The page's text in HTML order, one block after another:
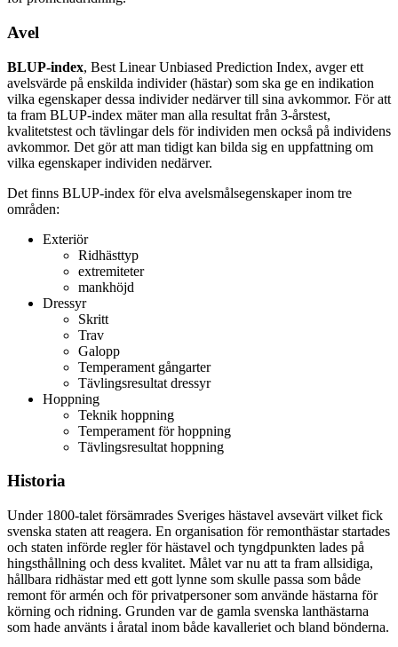
Avel
BLUP-index, Best Linear Unbiased Prediction Index, avger ett
avelsvärde på enskilda individer (hästar) som ska ge en indikation
vilka egenskaper dessa individer nedärver till sina avkommor. För att
ta fram BLUP-index mäter man alla resultat från 3-årstest,
kvalitetstest och tävlingar dels för individen men också på individens
avkommor. Det gör att man tidigt kan bilda sig en uppfattning om
vilka egenskaper individen nedärver.
Det finns BLUP-index för elva avelsmålsegenskaper inom tre
områden:
Exteriör
Ridhästtyp
extremiteter
mankhöjd
Dressyr
Skritt
Trav
Galopp
Temperament gångarter
Tävlingsresultat dressyr
Hoppning
Teknik hoppning
Temperament för hoppning
Tävlingsresultat hoppning
Historia
Under 1800-talet försämrades Sveriges hästavel avsevärt vilket fick
svenska staten att reagera. En organisation för remonthästar startades
och staten införde regler för hästavel och tyngdpunkten lades på
hingsthållning och dess kvalitet. Målet var nu att ta fram allsidiga,
hållbara ridhästar med ett gott lynne som skulle passa som både
remont för armén och för privatpersoner som använde hästarna för
körning och ridning. Grunden var de gamla svenska lanthästarna
som hade använts i åratal inom både kavalleriet och bland bönderna.